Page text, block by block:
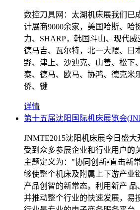
数控刀具网：太湖机床展我们已
计展商9000余家，美国哈斯、哈
力、SHARP，韩国斗山、现代
德马吉、瓦尔特，北一大隈、日
野、津上、沙迪克、山善、松下
泰、德马、欧马、协鸿、德克米
侨、键
详情
第十五届沈阳国际机床展览会
JNMTE2015沈阳机床展今日盛
受到众多参展企业和行业用户的
主题定义为："协同创新•直击新
够使整个机床及附属上下游产业
产品创智的新常态。利用新产
并推动整个行业的快速发展，易